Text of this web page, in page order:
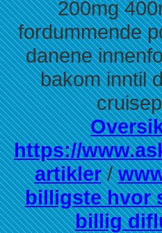
200mg
fordummende
danene
bakom inntil
https://
artikler/
billigste hvor
billig